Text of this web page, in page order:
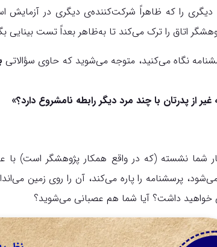
دیگری را که ظاهراً شرکت‌کننده‌ی دیگری در
اتاق را ترک می‌کند تا به‌ظاهر بعداً تست بینایی
نگاه می‌کنید، متوجه می‌شوید که حاوی سؤالاتی
غیر از پدرتان با چند مرد دیگر رابطه نامشروع دارد؟»
شما نشسته (که در واقع همکار پژوهشگر است)
پرسشنامه را پاره می‌کند، آن را روی زمین
داشت؟ آیا شما هم عصبانی می‌شوید؟